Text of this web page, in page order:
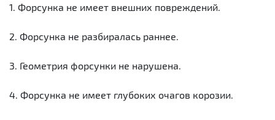
1. Форсунка не имеет внешних повреждений.
2. Форсунка не разбиралась раннее.
3. Геометрия форсунки не нарушена.
4. Форсунка не имеет глубоких очагов корозии.